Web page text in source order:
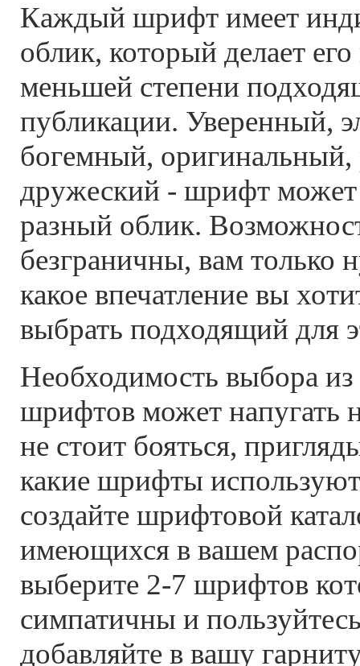
Каждый шрифт имеет
облик, который делает
меньшей степени
публикации. Уверенный,
богемный, оригинальный,
дружеский - шрифт
разный облик.
безграничны, вам только
какое впечатление вы
выбрать подходящий для
Необходимость выбора
шрифтов может напугать
не стоит бояться,
какие шрифты
создайте шрифтовой
имеющихся в вашем
выберите 2-7 шрифтов
симпатичны и
добавляйте в вашу